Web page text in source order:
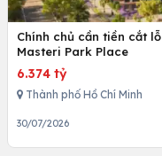
Chính chủ cần tiền cắt
Masteri Park Place
6.374 tỷ
Thành phố Hồ Chí Minh
30/07/2026